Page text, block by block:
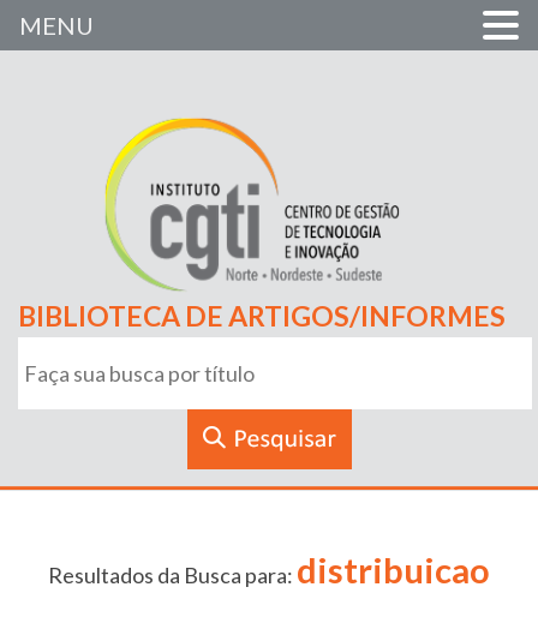
BIBLIOTECA DE ARTIGOS/INFORMES
Resultados da Busca para: distribuicao
MENU